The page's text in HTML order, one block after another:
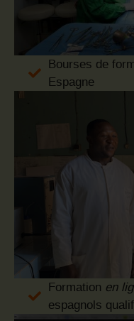
Bourses de
Espagne
Formation en
espagnols